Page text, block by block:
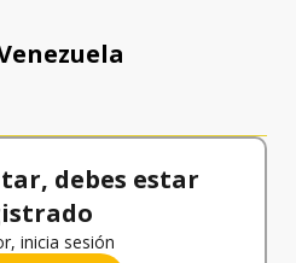
debes estar
inicia sesión